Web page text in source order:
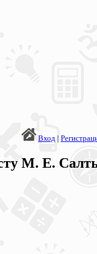
Вход |
М. Е.